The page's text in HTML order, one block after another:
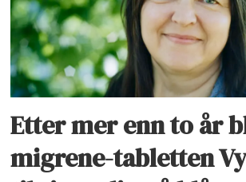
Etter mer enn to år
migrene-tabletten